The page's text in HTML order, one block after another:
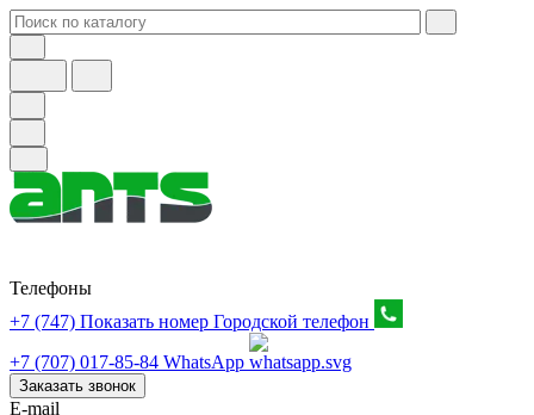
Телефоны
+7 (747) Показать номер Городской телефон
+7 (707) 017-85-84 WhatsApp
Заказать звонок
E-mail